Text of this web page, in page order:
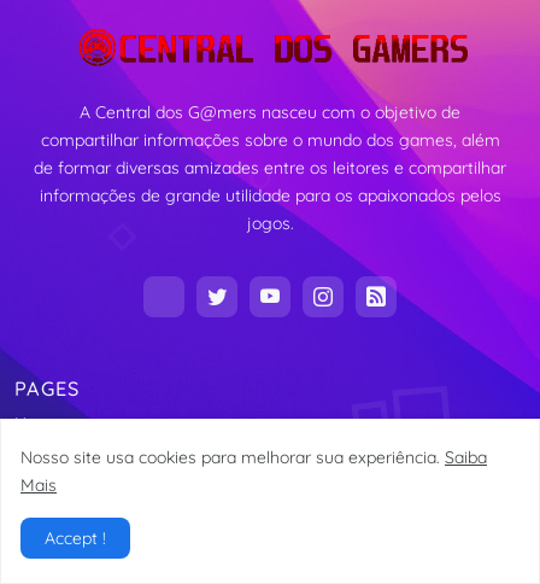
A Central dos G@mers nasceu com o objetivo de
compartilhar informações sobre o mundo dos games, além
de formar diversas amizades entre os leitores e compartilhar
informações de grande utilidade para os apaixonados pelos
jogos.
PAGES
Home
Nosso site usa cookies para melhorar sua experiência. Saiba
Mais
Accept !